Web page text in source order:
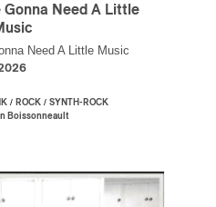
Gonna Need A Little
Need A Little Music
/ ROCK / SYNTH-ROCK
Boissonneault